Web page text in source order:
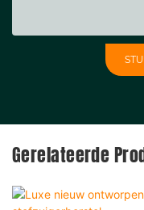
Gerelateerde